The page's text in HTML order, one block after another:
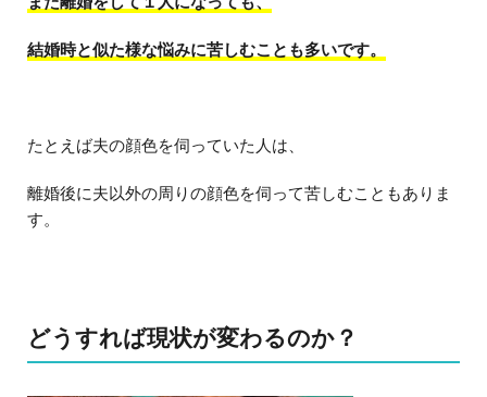
結婚時と似た様な悩みに苦しむことも多いです。
たとえば夫の顔色を伺っていた人は、
離婚後に夫以外の周りの顔色を伺って苦しむこともありま
す。
どうすれば現状が変わるのか？